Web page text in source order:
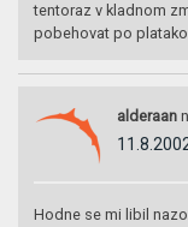
tentoraz v kladnom
pobehovat po
alderaan
Hodne se mi libil